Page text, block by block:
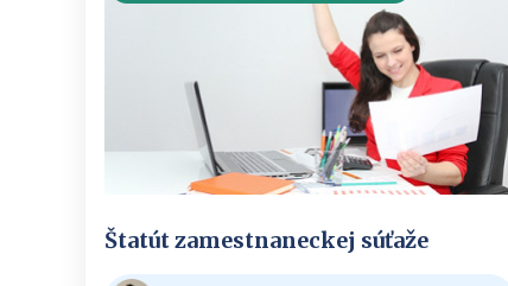
Štatút zamestnaneckej súťaže